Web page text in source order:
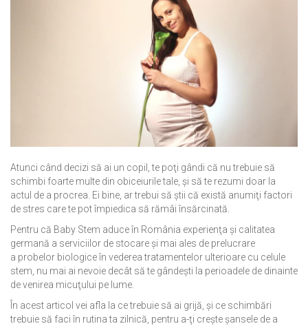
Atunci când decizi să ai un copil, te poţi gândi că nu trebuie să
schimbi foarte multe din obiceiurile tale, şi să te rezumi doar la
actul de a procrea. Ei bine, ar trebui să ştii că există anumiţi factori
de stres care te pot împiedica să rămâi însărcinată.
Pentru că Baby Stem aduce în România experienţa şi calitatea
germană a serviciilor de stocare şi mai ales de prelucrare
a probelor biologice în vederea tratamentelor ulterioare cu celule
stem, nu mai ai nevoie decât să te gândeşti la perioadele de dinainte
de venirea micuţului pe lume.
În acest articol vei afla la ce trebuie să ai grijă, şi ce schimbări
trebuie să faci în rutina ta zilnică, pentru a-ţi creşte şansele de a